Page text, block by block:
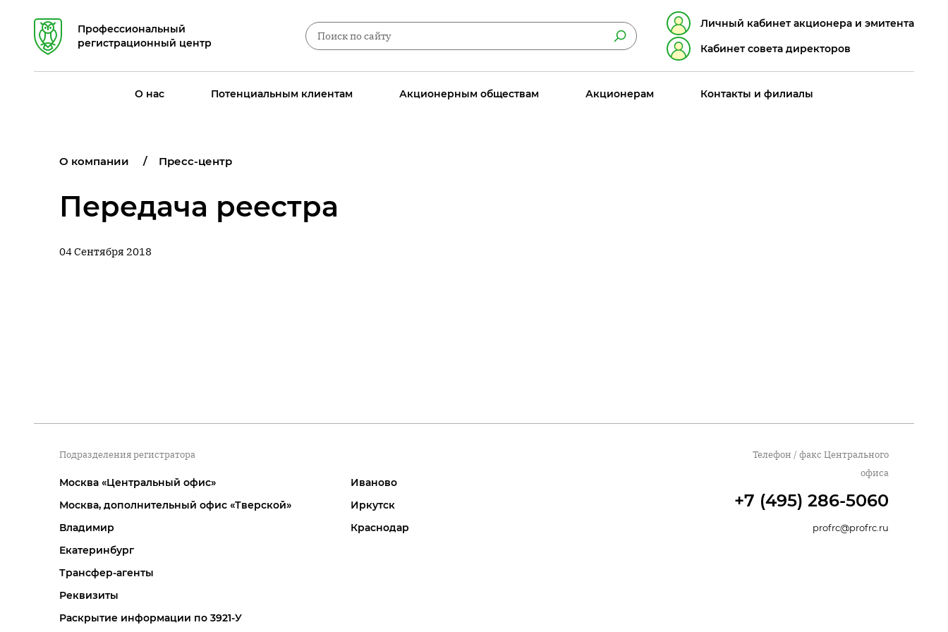
Профессиональный
регистрационный центр
Личный кабинет акционера и эмитента
Кабинет совета директоров
О нас Потенциальным клиентам Акционерным обществам Акционерам Контакты и филиалы
О компании Пресс-центр
Передача реестра
04 Сентября 2018
Подразделения регистратора
Москва «Центральный офис»
Москва, дополнительный офис «Тверской»
Владимир
Екатеринбург
Иваново
Иркутск
Краснодар
Трансфер-агенты
Реквизиты
Раскрытие информации по 3921-У
Телефон / факс Центрального
офиса
+7 (495) 286-5060
profrc@profrc.ru